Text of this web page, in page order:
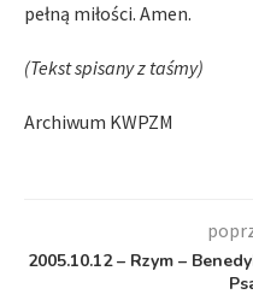
pełną miłości. Amen.
(Tekst spisany z taśmy)
Archiwum KWPZM
2005.10.12 – Rzym –